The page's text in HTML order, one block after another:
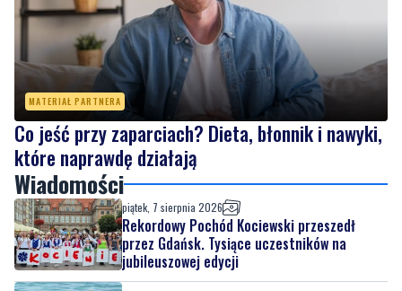
MATERIAŁ PARTNERA
Co jeść przy zaparciach? Dieta, błonnik i nawyki,
które naprawdę działają
Wiadomości
piątek, 7 sierpnia 2026
Rekordowy Pochód Kociewski przeszedł
przez Gdańsk. Tysiące uczestników na
jubileuszowej edycji